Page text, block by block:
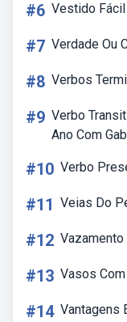
#6 Vestido
#7 Verdade Ou
#8 Verbos
#9 Verbo
Ano Com
#10 Verbo
#11 Veias Do
#12 Vazamento
#13 Vasos
#14 Vantagens